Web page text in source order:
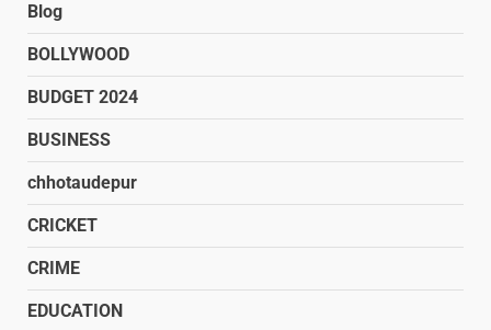
Blog
BOLLYWOOD
BUDGET 2024
BUSINESS
chhotaudepur
CRICKET
CRIME
EDUCATION